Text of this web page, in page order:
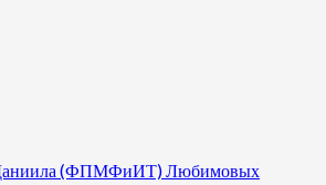
Даниила (ФПМФиИТ) Любимовых